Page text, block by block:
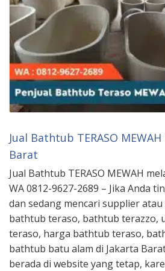
Jual Bathtub TERASO
Barat
Jual Bathtub TERASO MEWAH
WA 0812-9627-2689 – Jika Anda
dan sedang mencari supplier
bathtub teraso, bathtub terazzo,
teraso, harga bathtub teraso,
bathtub batu alam di Jakarta
berada di website yang tetap,